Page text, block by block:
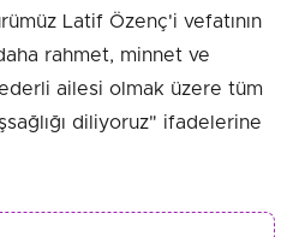
Latif Özenç'i vefatının
rahmet, minnet ve
ailesi olmak üzere tüm
diliyoruz" ifadelerine